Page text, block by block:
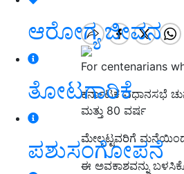
ಆರೋಗ್ಯ ಜೀವನ
ತೋಟಗಾರಿಕೆ
ಪಶುಸಂಗೋಪನೆ
For centenarians
ಕರ್ನಾಟಕ ವಿಧಾನಸಭೆ
ಮತ್ತು 80 ವರ್ಷ
ಮೇಲ್ಪಟ್ಟವರಿಗೆ
ಈ ಅವಕಾಶವನ್ನು